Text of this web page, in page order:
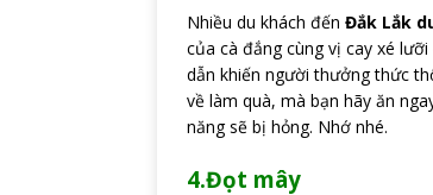
Nhiều du khách đến Đắk Lắk
của cà đắng cùng vị cay xé
dẫn khiến người thưởng thức
về làm quà, mà bạn hãy ăn
năng sẽ bị hỏng. Nhớ nhé.
4.Đọt mây